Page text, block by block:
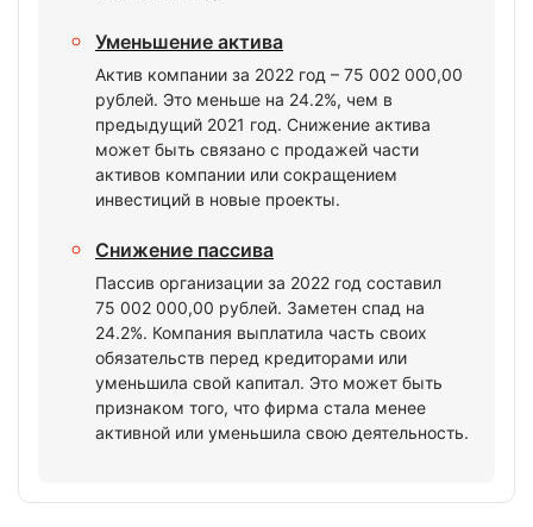
Уменьшение актива
Актив компании за 2022 год – 75 002 000,00
рублей. Это меньше на 24.2%, чем в
предыдущий 2021 год. Снижение актива
может быть связано с продажей части
активов компании или сокращением
инвестиций в новые проекты.
Снижение пассива
Пассив организации за 2022 год составил
75 002 000,00 рублей. Заметен спад на
24.2%. Компания выплатила часть своих
обязательств перед кредиторами или
уменьшила свой капитал. Это может быть
признаком того, что фирма стала менее
активной или уменьшила свою деятельность.